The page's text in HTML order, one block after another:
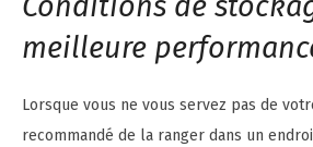
meilleure
Lorsque vous ne vous servez pas de
recommandé de la ranger dans un